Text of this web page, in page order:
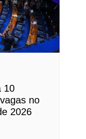
10
no
2026